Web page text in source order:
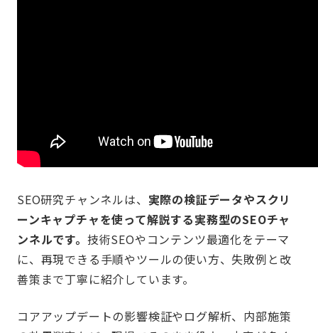
SEO研究チャンネルは、 実際の検証データやスクリ
ーンキャプチャを使って解説する実務型のSEOチャ
ンネルです。 技術SEOやコンテンツ最適化をテーマ
に、再現できる手順やツールの使い方、失敗例と改
善策まで丁寧に紹介しています。
コアアップデートの影響検証やログ解析、内部施策